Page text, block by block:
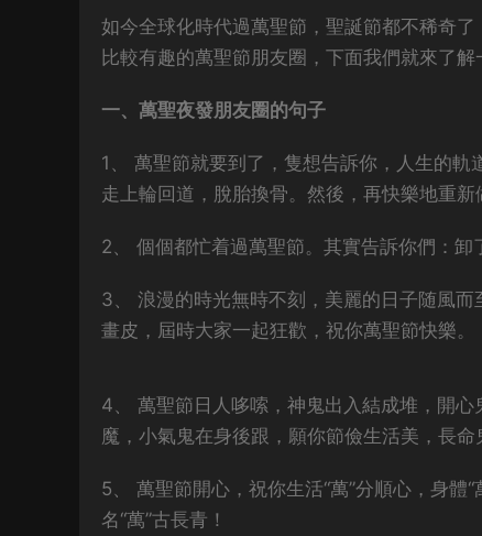
如今全球化時代過萬聖節，聖誕節都不稀奇
比較有趣的萬聖節朋友圈，下面我們就來了
一、萬聖夜發朋友圈的句子
1、 萬聖節就要到了，隻想告訴你，人生的軌
走上輪回道，脫胎換骨。然後，再快樂地重新
2、 個個都忙着過萬聖節。其實告訴你們：卸
3、 浪漫的時光無時不刻，美麗的日子随風
畫皮，屆時大家一起狂歡，祝你萬聖節快樂。
4、 萬聖節日人哆嗦，神鬼出入結成堆，開
魔，小氣鬼在身後跟，願你節儉生活美，長
5、 萬聖節開心，祝你生活“萬”分順心，身體
名“萬”古長青！